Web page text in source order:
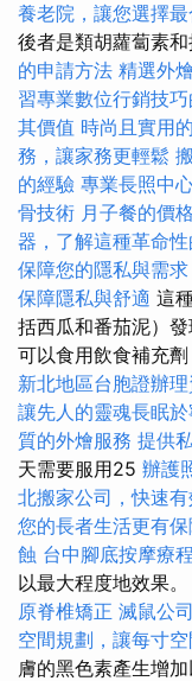
養老院，讓您選擇最
後者是類胡蘿蔔素
的申請方法 精選外
習專業數位行銷技
其價值 時尚且實用
務，讓家務更輕鬆
的經驗 專業長照中
骨技術 月子餐的價
器，了解這種革命
保障您的隱私與需求
保障隱私與舒適 這
括西瓜和番茄泥）
可以食用飲食補充劑
新北地區台胞證辦
讓先人的靈魂長眠
質的外燴服務 提供
天需要服用25 辦護
北搬家公司，快速
您的長者生活更有
蝕 台中腳底按摩療程
以最大程度地效果。
原脊椎矯正 滅鼠公
空間規劃，讓每寸
膚的黑色素產生增